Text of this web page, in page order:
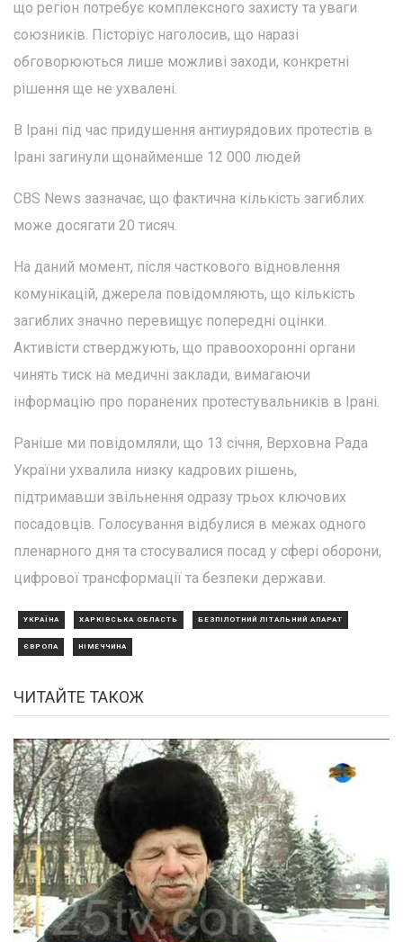
що регіон потребує комплексного захисту та уваги
союзників. Пісторіус наголосив, що наразі
обговорюються лише можливі заходи, конкретні
рішення ще не ухвалені.
В Ірані під час придушення антиурядових протестів в
Ірані загинули щонайменше 12 000 людей
CBS News зазначає, що фактична кількість загиблих
може досягати 20 тисяч.
На даний момент, після часткового відновлення
комунікацій, джерела повідомляють, що кількість
загиблих значно перевищує попередні оцінки.
Активісти стверджують, що правоохоронні органи
чинять тиск на медичні заклади, вимагаючи
інформацію про поранених протестувальників в Ірані.
Раніше ми повідомляли, що 13 січня, Верховна Рада
України ухвалила низку кадрових рішень,
підтримавши звільнення одразу трьох ключових
посадовців. Голосування відбулися в межах одного
пленарного дня та стосувалися посад у сфері оборони,
цифрової трансформації та безпеки держави.
УКРАЇНА ХАРКІВСЬКА ОБЛАСТЬ БЕЗПІЛОТНИЙ ЛІТАЛЬНИЙ АПАРАТ
ЄВРОПА НІМЕЧЧИНА
ЧИТАЙТЕ ТАКОЖ